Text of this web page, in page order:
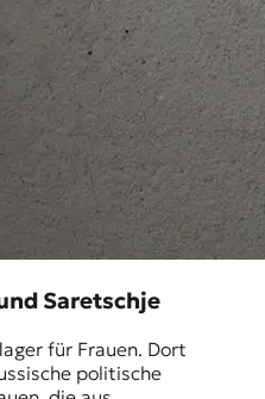
Saretschje
für Frauen. Dort
politische